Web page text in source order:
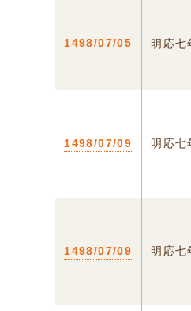
1498/07/05 明応七
1498/07/09 明応七
1498/07/09 明応七